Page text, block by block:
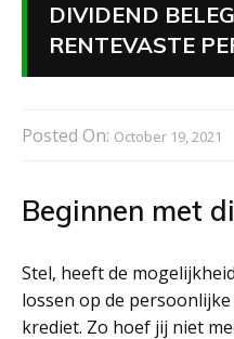
DIVIDEND
RENTEVASTE
Posted On: October 19, 2021
Beginnen met
Stel, heeft de
lossen op de
krediet. Zo hoef jij niet